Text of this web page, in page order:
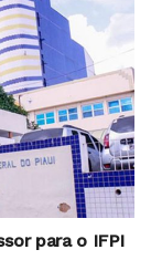
para o IFPI